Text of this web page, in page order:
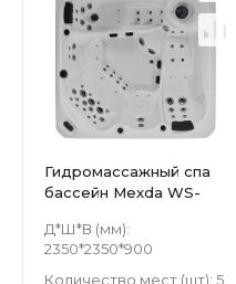
Гидромассажный спа
бассейн Mexda WS-
Д*Ш*В (мм):
2350*2350*900
Количество мест (шт): 5